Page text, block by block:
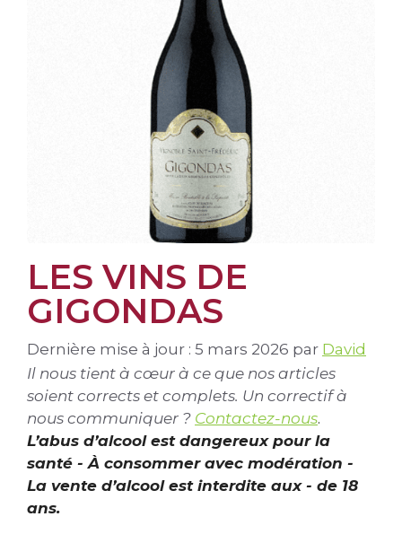
LES VINS DE
GIGONDAS
Dernière mise à jour : 5 mars 2026 par David
Il nous tient à cœur à ce que nos articles
soient corrects et complets. Un correctif à
nous communiquer ? Contactez-nous.
L’abus d’alcool est dangereux pour la
santé - À consommer avec modération -
La vente d’alcool est interdite aux - de 18
ans.